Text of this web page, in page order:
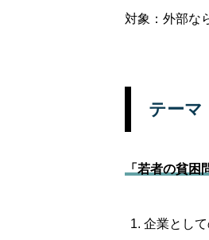
対象：外部な
テーマ
「若者の貧困
企業とし